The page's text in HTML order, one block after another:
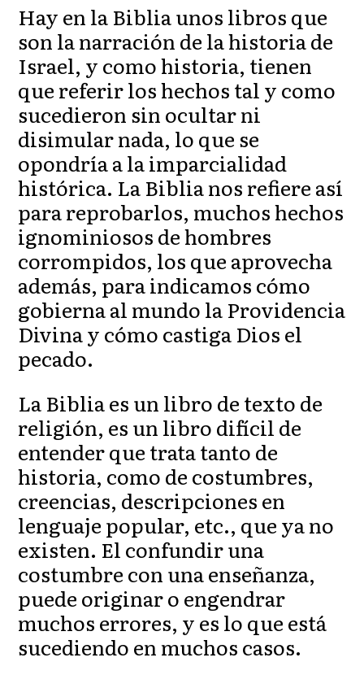
Hay en la Biblia unos libros que
son la narración de la historia de
Israel, y como historia, tienen
que referir los hechos tal y como
sucedieron sin ocultar ni
disimular nada, lo que se
opondría a la imparcialidad
histórica. La Biblia nos refiere así
para reprobarlos, muchos hechos
ignominiosos de hombres
corrompidos, los que aprovecha
además, para indicamos cómo
gobierna al mundo la Providencia
Divina y cómo castiga Dios el
pecado.
La Biblia es un libro de texto de
religión, es un libro difícil de
entender que trata tanto de
historia, como de costumbres,
creencias, descripciones en
lenguaje popular, etc., que ya no
existen. El confundir una
costumbre con una enseñanza,
puede originar o engendrar
muchos errores, y es lo que está
sucediendo en muchos casos.